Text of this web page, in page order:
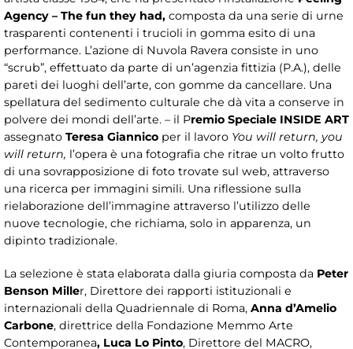
Agency – The fun they had, composta da una serie di urne
trasparenti contenenti i trucioli in gomma esito di una
performance. L’azione di Nuvola Ravera consiste in uno
“scrub”, effettuato da parte di un’agenzia fittizia (P.A.), delle
pareti dei luoghi dell’arte, con gomme da cancellare. Una
spellatura del sedimento culturale che dà vita a conserve in
polvere dei mondi dell’arte. – il Premio Speciale INSIDE ART
assegnato Teresa Giannico per il lavoro You will return, you
will return, l’opera è una fotografia che ritrae un volto frutto
di una sovrapposizione di foto trovate sul web, attraverso
una ricerca per immagini simili. Una riflessione sulla
rielaborazione dell’immagine attraverso l’utilizzo delle
nuove tecnologie, che richiama, solo in apparenza, un
dipinto tradizionale.
La selezione è stata elaborata dalla giuria composta da Peter
Benson Miller, Direttore dei rapporti istituzionali e
internazionali della Quadriennale di Roma, Anna d’Amelio
Carbone, direttrice della Fondazione Memmo Arte
Contemporanea, Luca Lo Pinto, Direttore del MACRO,